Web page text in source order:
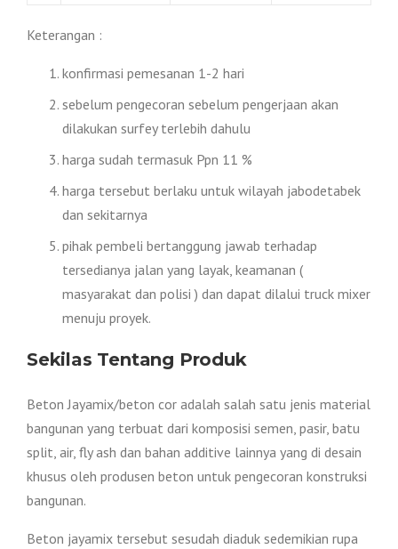
Keterangan :
konfirmasi pemesanan 1-2 hari
sebelum pengecoran sebelum pengerjaan akan
dilakukan surfey terlebih dahulu
harga sudah termasuk Ppn 11 %
harga tersebut berlaku untuk wilayah jabodetabek
dan sekitarnya
pihak pembeli bertanggung jawab terhadap
tersedianya jalan yang layak, keamanan (
masyarakat dan polisi ) dan dapat dilalui truck mixer
menuju proyek.
Sekilas Tentang Produk
Beton Jayamix/beton cor adalah salah satu jenis material
bangunan yang terbuat dari komposisi semen, pasir, batu
split, air, fly ash dan bahan additive lainnya yang di desain
khusus oleh produsen beton untuk pengecoran konstruksi
bangunan.
Beton jayamix tersebut sesudah diaduk sedemikian rupa